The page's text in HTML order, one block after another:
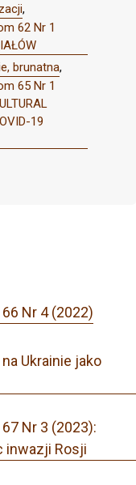
,
62 Nr 1
brunatna,
65 Nr 1
19
Nr 4 (2022)
Ukrainie jako
Nr 3 (2023):
inwazji Rosji